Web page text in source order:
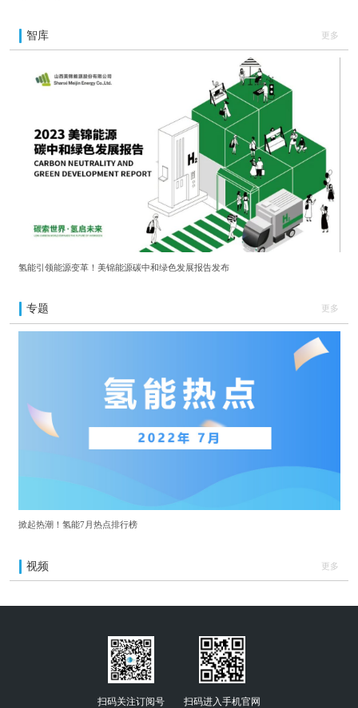
智库 更多
氢能引领能源变革！美锦能源碳中和绿色发展报告发布
专题 更多
掀起热潮！氢能7月热点排行榜
视频 更多
扫码关注订阅号 扫码进入手机官网